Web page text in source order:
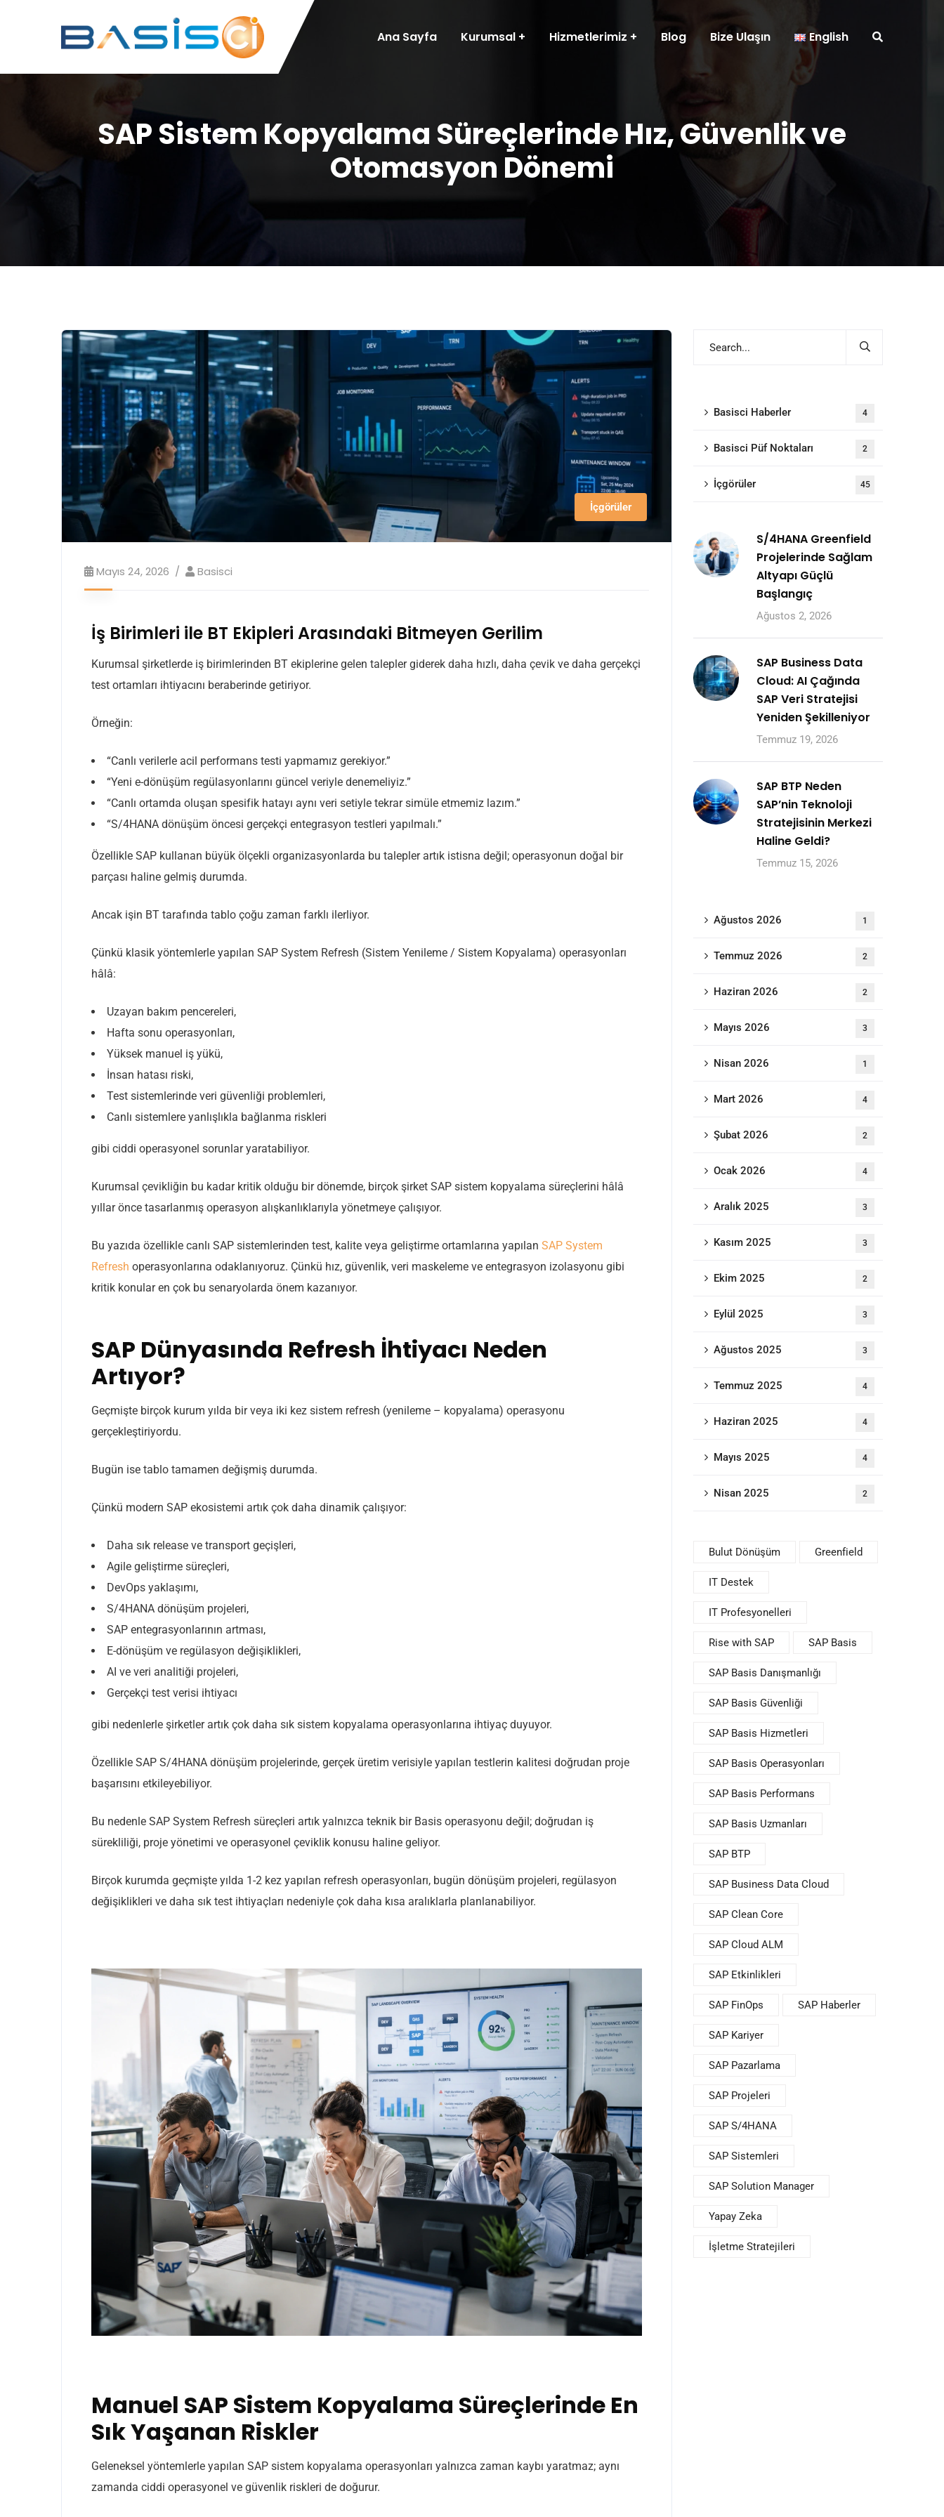
Ana Sayfa Kurumsal Hizmetlerimiz Blog Bize Ulaşın English
SAP Sistem Kopyalama Süreçlerinde Hız, Güvenlik ve
Otomasyon Dönemi
İçgörüler
Mayıs 24, 2026 Basisci
İş Birimleri ile BT Ekipleri Arasındaki Bitmeyen Gerilim
Kurumsal şirketlerde iş birimlerinden BT ekiplerine gelen talepler giderek daha hızlı, daha çevik ve daha gerçekçi
test ortamları ihtiyacını beraberinde getiriyor.
Örneğin:
“Canlı verilerle acil performans testi yapmamız gerekiyor.”
“Yeni e-dönüşüm regülasyonlarını güncel veriyle denemeliyiz.”
“Canlı ortamda oluşan spesifik hatayı aynı veri setiyle tekrar simüle etmemiz lazım.”
“S/4HANA dönüşüm öncesi gerçekçi entegrasyon testleri yapılmalı.”
Özellikle SAP kullanan büyük ölçekli organizasyonlarda bu talepler artık istisna değil; operasyonun doğal bir
parçası haline gelmiş durumda.
Ancak işin BT tarafında tablo çoğu zaman farklı ilerliyor.
Çünkü klasik yöntemlerle yapılan SAP System Refresh (Sistem Yenileme / Sistem Kopyalama) operasyonları
hâlâ:
Uzayan bakım pencereleri,
Hafta sonu operasyonları,
Yüksek manuel iş yükü,
İnsan hatası riski,
Test sistemlerinde veri güvenliği problemleri,
Canlı sistemlere yanlışlıkla bağlanma riskleri
gibi ciddi operasyonel sorunlar yaratabiliyor.
Kurumsal çevikliğin bu kadar kritik olduğu bir dönemde, birçok şirket SAP sistem kopyalama süreçlerini hâlâ
yıllar önce tasarlanmış operasyon alışkanlıklarıyla yönetmeye çalışıyor.
Bu yazıda özellikle canlı SAP sistemlerinden test, kalite veya geliştirme ortamlarına yapılan SAP System
Refresh operasyonlarına odaklanıyoruz. Çünkü hız, güvenlik, veri maskeleme ve entegrasyon izolasyonu gibi
kritik konular en çok bu senaryolarda önem kazanıyor.
SAP Dünyasında Refresh İhtiyacı Neden
Artıyor?
Geçmişte birçok kurum yılda bir veya iki kez sistem refresh (yenileme – kopyalama) operasyonu
gerçekleştiriyordu.
Bugün ise tablo tamamen değişmiş durumda.
Çünkü modern SAP ekosistemi artık çok daha dinamik çalışıyor:
Daha sık release ve transport geçişleri,
Agile geliştirme süreçleri,
DevOps yaklaşımı,
S/4HANA dönüşüm projeleri,
SAP entegrasyonlarının artması,
E-dönüşüm ve regülasyon değişiklikleri,
AI ve veri analitiği projeleri,
Gerçekçi test verisi ihtiyacı
gibi nedenlerle şirketler artık çok daha sık sistem kopyalama operasyonlarına ihtiyaç duyuyor.
Özellikle SAP S/4HANA dönüşüm projelerinde, gerçek üretim verisiyle yapılan testlerin kalitesi doğrudan proje
başarısını etkileyebiliyor.
Bu nedenle SAP System Refresh süreçleri artık yalnızca teknik bir Basis operasyonu değil; doğrudan iş
sürekliliği, proje yönetimi ve operasyonel çeviklik konusu haline geliyor.
Birçok kurumda geçmişte yılda 1-2 kez yapılan refresh operasyonları, bugün dönüşüm projeleri, regülasyon
değişiklikleri ve daha sık test ihtiyaçları nedeniyle çok daha kısa aralıklarla planlanabiliyor.
Manuel SAP Sistem Kopyalama Süreçlerinde En
Sık Yaşanan Riskler
Geleneksel yöntemlerle yapılan SAP sistem kopyalama operasyonları yalnızca zaman kaybı yaratmaz; aynı
zamanda ciddi operasyonel ve güvenlik riskleri de doğurur.
Basisci Haberler 4
Basisci Püf Noktaları 2
İçgörüler 45
S/4HANA Greenfield
Projelerinde Sağlam
Altyapı Güçlü
Başlangıç
Ağustos 2, 2026
SAP Business Data
Cloud: AI Çağında
SAP Veri Stratejisi
Yeniden Şekilleniyor
Temmuz 19, 2026
SAP BTP Neden
SAP’nin Teknoloji
Stratejisinin Merkezi
Haline Geldi?
Temmuz 15, 2026
Ağustos 2026 1
Temmuz 2026 2
Haziran 2026 2
Mayıs 2026 3
Nisan 2026 1
Mart 2026 4
Şubat 2026 2
Ocak 2026 4
Aralık 2025 3
Kasım 2025 3
Ekim 2025 2
Eylül 2025 3
Ağustos 2025 3
Temmuz 2025 4
Haziran 2025 4
Mayıs 2025 4
Nisan 2025 2
Bulut Dönüşüm Greenfield
IT Destek
IT Profesyonelleri
Rise with SAP SAP Basis
SAP Basis Danışmanlığı
SAP Basis Güvenliği
SAP Basis Hizmetleri
SAP Basis Operasyonları
SAP Basis Performans
SAP Basis Uzmanları
SAP BTP
SAP Business Data Cloud
SAP Clean Core
SAP Cloud ALM
SAP Etkinlikleri
SAP FinOps SAP Haberler
SAP Kariyer
SAP Pazarlama
SAP Projeleri
SAP S/4HANA
SAP Sistemleri
SAP Solution Manager
Yapay Zeka
İşletme Stratejileri